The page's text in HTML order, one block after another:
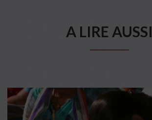
A LIRE AUSSI